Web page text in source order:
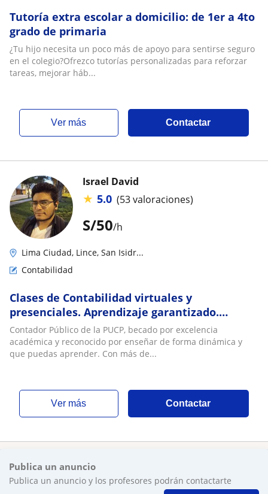
Tutoría extra escolar a domicilio: de 1er a 4to
grado de primaria
¿Tu hijo necesita un poco más de apoyo para sentirse seguro
en el colegio?Ofrezco tutorías personalizadas para reforzar
tareas, mejorar háb...
ver más Contactar
S/50/h
Israel David
★ 5.0 (53 valoraciones)
Lima Ciudad, Lince, San Isidr...
Contabilidad
Clases de Contabilidad virtuales y
presenciales. Aprendizaje garantizado.
Profesor con más de 5 años de experiencia
Contador Público de la PUCP, becado por excelencia
académica y reconocido por enseñar de forma dinámica y
que puedas aprender. Con más de...
ver más Contactar
Publica un anuncio
Publica un anuncio y los profesores podrán contactarte